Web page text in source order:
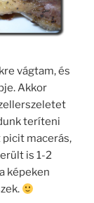
vágtam, és
Akkor
teríteni
macerás,
is 1-2
képeken